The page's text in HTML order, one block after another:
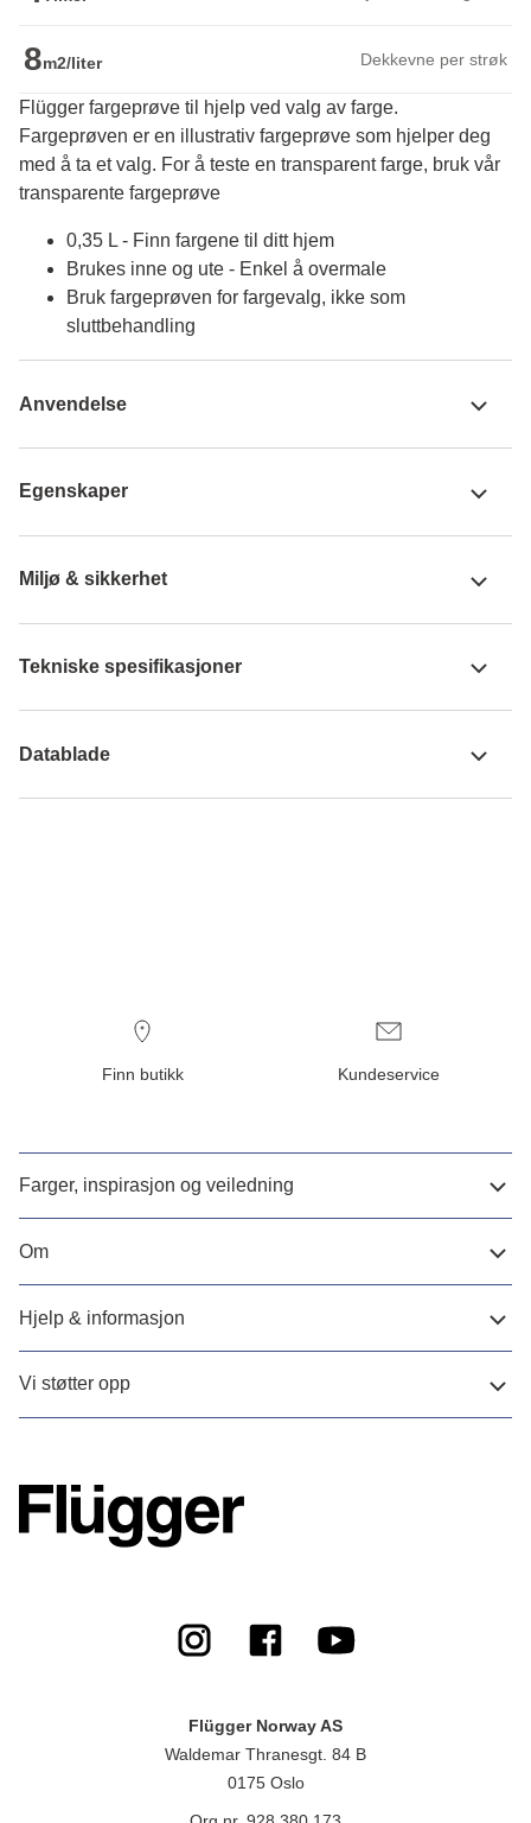
8m2/liter Dekkevne per strøk
Flügger fargeprøve til hjelp ved valg av farge.
Fargeprøven er en illustrativ fargeprøve som hjelper deg
med å ta et valg. For å teste en transparent farge, bruk vår
transparente fargeprøve
0,35 L - Finn fargene til ditt hjem
Brukes inne og ute - Enkel å overmale
Bruk fargeprøven for fargevalg, ikke som
sluttbehandling
Anvendelse
Egenskaper
Miljø & sikkerhet
Tekniske spesifikasjoner
Datablade
Finn butikk Kundeservice
Farger, inspirasjon og veiledning
Om
Hjelp & informasjon
Vi støtter opp
Flügger Norway AS
Waldemar Thranesgt. 84 B
0175 Oslo